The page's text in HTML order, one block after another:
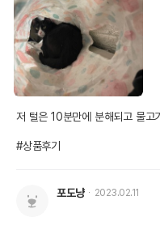
저 털은 10분만에 분해되고 물고
#상품후기
포도냥 2023.02.11